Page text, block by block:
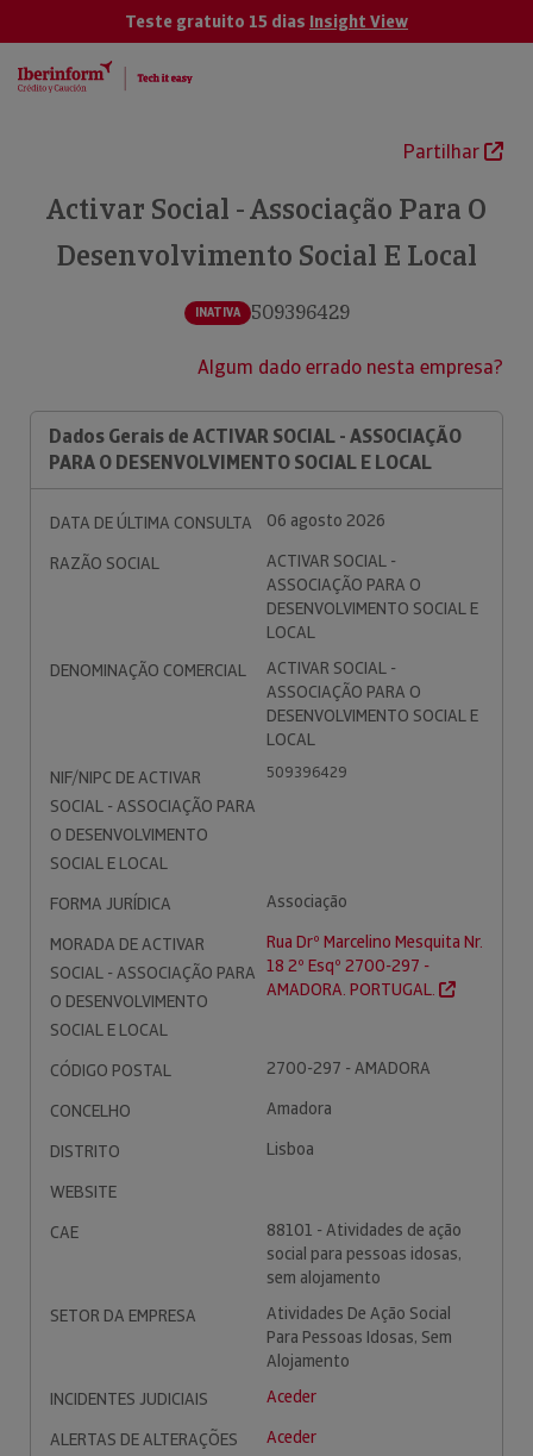
Teste gratuito 15 dias Insight View
Partilhar
Activar Social - Associação Para O
Desenvolvimento Social E Local
INATIVA 509396429
Algum dado errado nesta empresa?
Dados Gerais de ACTIVAR SOCIAL - ASSOCIAÇÃO
PARA O DESENVOLVIMENTO SOCIAL E LOCAL
DATA DE ÚLTIMA CONSULTA
06 agosto 2026
RAZÃO SOCIAL
ACTIVAR SOCIAL -
ASSOCIAÇÃO PARA O
DESENVOLVIMENTO SOCIAL E
LOCAL
DENOMINAÇÃO COMERCIAL
ACTIVAR SOCIAL -
ASSOCIAÇÃO PARA O
DESENVOLVIMENTO SOCIAL E
LOCAL
NIF/NIPC DE ACTIVAR
SOCIAL - ASSOCIAÇÃO PARA
O DESENVOLVIMENTO
SOCIAL E LOCAL
509396429
FORMA JURÍDICA
Associação
MORADA DE ACTIVAR
SOCIAL - ASSOCIAÇÃO PARA
O DESENVOLVIMENTO
SOCIAL E LOCAL
Rua Drº Marcelino Mesquita Nr.
18 2º Esqº 2700-297 -
AMADORA. PORTUGAL.
CÓDIGO POSTAL
2700-297 - AMADORA
CONCELHO
Amadora
DISTRITO
Lisboa
WEBSITE
CAE
88101 - Atividades de ação
social para pessoas idosas,
sem alojamento
SETOR DA EMPRESA
Atividades De Ação Social
Para Pessoas Idosas, Sem
Alojamento
INCIDENTES JUDICIAIS
Aceder
ALERTAS DE ALTERAÇÕES
Aceder